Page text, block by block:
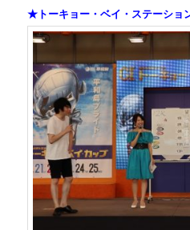
★トーキョー・ベイ・ステーショ